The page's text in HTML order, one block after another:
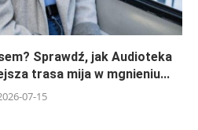
Sprawdź, jak Audioteka
trasa mija w mgnieniu...
07-15